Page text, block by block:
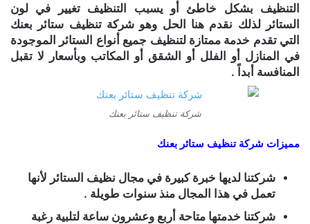
التنظيف بشكل خاطئ أو يسبب التنظيف تغيير في لون
الستائر لذلك نقدم هنا الحل وهو شركة تنظيف ستائر بعنك
التي تقدم خدمة ممتازة لتنظيف جميع أنواع الستائر الموجودة
في المنازل أو الفلل أو الشقق أو المكاتب وبأسعار لا تقبل
المنافسة أبداً .
شركة تنظيف ستائر بعنك
مميزات شركة تنظيف ستائر بعنك
شركتنا لديها خبرة كبيرة في مجال نظيف الستائر لأنها
تعمل في هذا المجال منذ سنوات طويلة .
شركتنا خدمتها متاحة أربع وعشرون ساعة لتلبية رغبة